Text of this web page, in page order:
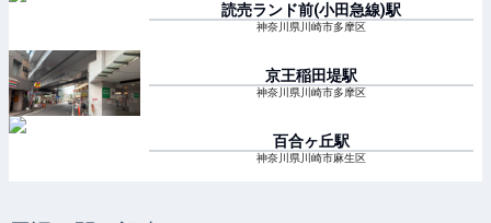
読売ランド前(小田急線)駅
神奈川県川崎市多摩区
京王稲田堤駅
神奈川県川崎市多摩区
百合ヶ丘駅
神奈川県川崎市麻生区